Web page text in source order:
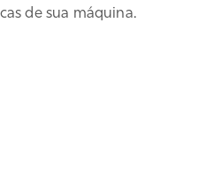
de sua máquina.